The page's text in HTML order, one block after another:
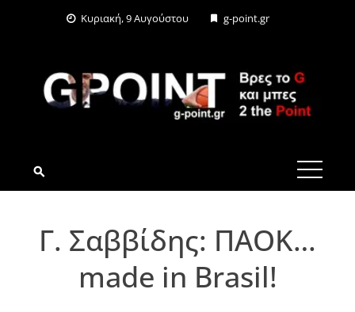
Κυριακή, 9 Αυγούστου g-point.gr
G-POINT.GR
Γ. Σαββίδης: ΠΑΟΚ…
made in Brasil!